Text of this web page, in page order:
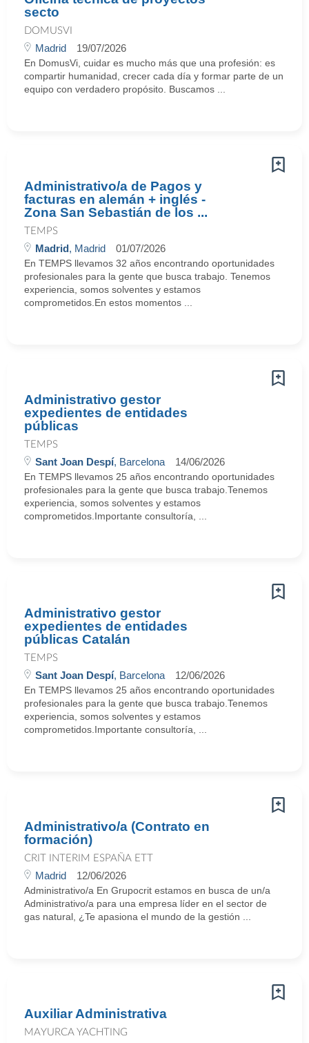
secto
DOMUSVI
Madrid 19/07/2026
En DomusVi, cuidar es mucho más que una profesión: es
compartir humanidad, crecer cada día y formar parte de un
equipo con verdadero propósito. Buscamos ...
Administrativo/a de Pagos y
facturas en alemán + inglés -
Zona San Sebastián de los ...
TEMPS
Madrid, Madrid 01/07/2026
En TEMPS llevamos 32 años encontrando oportunidades
profesionales para la gente que busca trabajo. Tenemos
experiencia, somos solventes y estamos
comprometidos.En estos momentos ...
Administrativo gestor
expedientes de entidades
públicas
TEMPS
Sant Joan Despí, Barcelona 14/06/2026
En TEMPS llevamos 25 años encontrando oportunidades
profesionales para la gente que busca trabajo.Tenemos
experiencia, somos solventes y estamos
comprometidos.Importante consultoría, ...
Administrativo gestor
expedientes de entidades
públicas Catalán
TEMPS
Sant Joan Despí, Barcelona 12/06/2026
En TEMPS llevamos 25 años encontrando oportunidades
profesionales para la gente que busca trabajo.Tenemos
experiencia, somos solventes y estamos
comprometidos.Importante consultoría, ...
Administrativo/a (Contrato en
formación)
CRIT INTERIM ESPAÑA ETT
Madrid 12/06/2026
Administrativo/a En Grupocrit estamos en busca de un/a
Administrativo/a para una empresa líder en el sector de
gas natural, ¿Te apasiona el mundo de la gestión ...
Auxiliar Administrativa
MAYURCA YACHTING